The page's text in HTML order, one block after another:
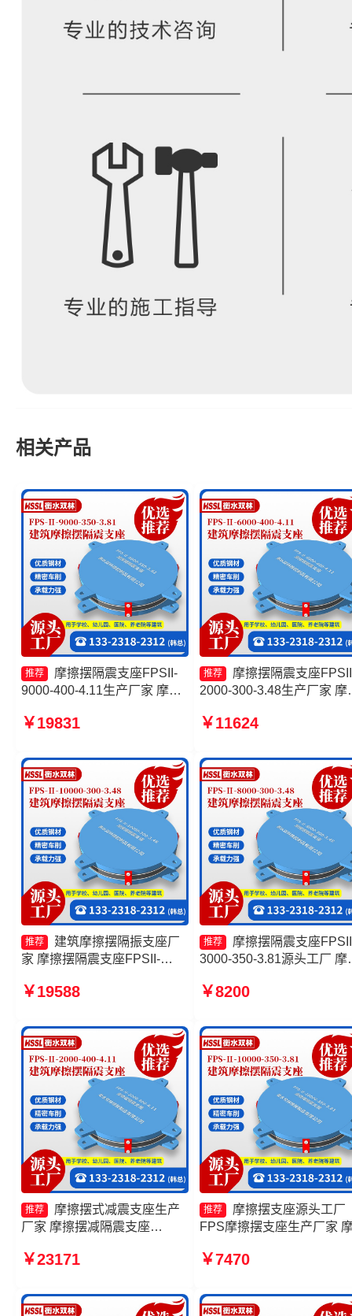
相关产品
推荐
摩擦摆隔震支座FPSII-
9000-400-4.11生产厂家 摩擦
3.81 摩擦摆隔震支座FPSII-
10000KN摩擦摆隔震支座厂家
￥19831
推荐
摩擦摆隔震支座
2000-300-3.48生产厂家 摩
FJZQZ9000GD生产厂家
￥11624
推荐
建筑摩擦摆隔振支座厂
家 摩擦摆隔震支座FPSII-
厂家 摩擦摆隔震支座FPSII-
￥19588
推荐
摩擦摆隔震支座
3000-350-3.81源头工厂 摩
3.81 摩擦摆球型减隔震支
FPS3A生产厂家
￥8200
推荐
摩擦摆式减震支座生产
厂家 摩擦摆减隔震支座
座 摩擦摆式隔震支座
￥23171
推荐
摩擦摆支座源头工厂
FPS摩擦摆支座生产厂家
3.81源头工厂 FPS建筑摩
￥7470